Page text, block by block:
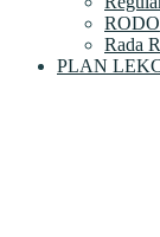
RODO
Rada
PLAN